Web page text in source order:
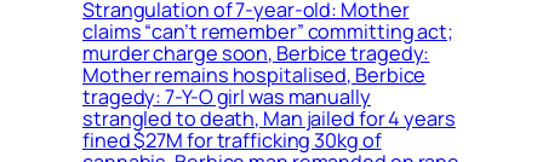
Strangulation of 7-year-old: Mother
claims “can’t remember” committing act;
murder charge soon, Berbice tragedy:
Mother remains hospitalised, Berbice
tragedy: 7-Y-O girl was manually
strangled to death, Man jailed for 4 years
fined $27M for trafficking 30kg of